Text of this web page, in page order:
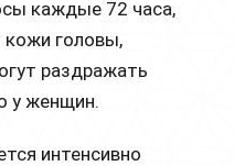
каждые 72 часа,
головы,
раздражать
у женщин.
интенсивно